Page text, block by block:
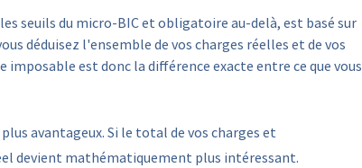
seuils du micro-BIC et obligatoire au-delà, est basé sur
déduisez l'ensemble de vos charges réelles et de vos
est donc la différence exacte entre ce que vous
avantageux. Si le total de vos charges et
devient mathématiquement plus intéressant.